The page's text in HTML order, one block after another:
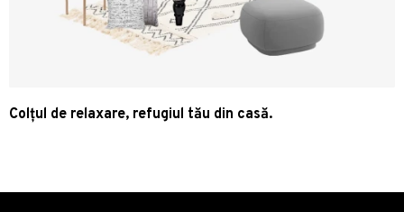
Colțul de relaxare, refugiul tău din casă.